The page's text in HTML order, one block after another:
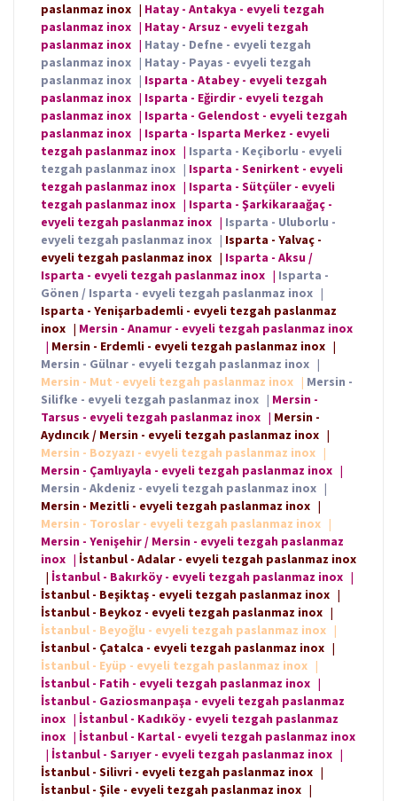
paslanmaz inox | Hatay - Antakya - evyeli tezgah
paslanmaz inox | Hatay - Arsuz - evyeli tezgah
paslanmaz inox | Hatay - Defne - evyeli tezgah
paslanmaz inox | Hatay - Payas - evyeli tezgah
paslanmaz inox | Isparta - Atabey - evyeli tezgah
paslanmaz inox | Isparta - Eğirdir - evyeli tezgah
paslanmaz inox | Isparta - Gelendost - evyeli tezgah
paslanmaz inox | Isparta - Isparta Merkez - evyeli
tezgah paslanmaz inox | Isparta - Keçiborlu - evyeli
tezgah paslanmaz inox | Isparta - Senirkent - evyeli
tezgah paslanmaz inox | Isparta - Sütçüler - evyeli
tezgah paslanmaz inox | Isparta - Şarkikaraağaç -
evyeli tezgah paslanmaz inox | Isparta - Uluborlu -
evyeli tezgah paslanmaz inox | Isparta - Yalvaç -
evyeli tezgah paslanmaz inox | Isparta - Aksu /
Isparta - evyeli tezgah paslanmaz inox | Isparta -
Gönen / Isparta - evyeli tezgah paslanmaz inox |
Isparta - Yenişarbademli - evyeli tezgah paslanmaz
inox | Mersin - Anamur - evyeli tezgah paslanmaz inox
| Mersin - Erdemli - evyeli tezgah paslanmaz inox |
Mersin - Gülnar - evyeli tezgah paslanmaz inox |
Mersin - Mut - evyeli tezgah paslanmaz inox | Mersin -
Silifke - evyeli tezgah paslanmaz inox | Mersin -
Tarsus - evyeli tezgah paslanmaz inox | Mersin -
Aydıncık / Mersin - evyeli tezgah paslanmaz inox |
Mersin - Bozyazı - evyeli tezgah paslanmaz inox |
Mersin - Çamlıyayla - evyeli tezgah paslanmaz inox |
Mersin - Akdeniz - evyeli tezgah paslanmaz inox |
Mersin - Mezitli - evyeli tezgah paslanmaz inox |
Mersin - Toroslar - evyeli tezgah paslanmaz inox |
Mersin - Yenişehir / Mersin - evyeli tezgah paslanmaz
inox | İstanbul - Adalar - evyeli tezgah paslanmaz inox
| İstanbul - Bakırköy - evyeli tezgah paslanmaz inox |
İstanbul - Beşiktaş - evyeli tezgah paslanmaz inox |
İstanbul - Beykoz - evyeli tezgah paslanmaz inox |
İstanbul - Beyoğlu - evyeli tezgah paslanmaz inox |
İstanbul - Çatalca - evyeli tezgah paslanmaz inox |
İstanbul - Eyüp - evyeli tezgah paslanmaz inox |
İstanbul - Fatih - evyeli tezgah paslanmaz inox |
İstanbul - Gaziosmanpaşa - evyeli tezgah paslanmaz
inox | İstanbul - Kadıköy - evyeli tezgah paslanmaz
inox | İstanbul - Kartal - evyeli tezgah paslanmaz inox
| İstanbul - Sarıyer - evyeli tezgah paslanmaz inox |
İstanbul - Silivri - evyeli tezgah paslanmaz inox |
İstanbul - Şile - evyeli tezgah paslanmaz inox |